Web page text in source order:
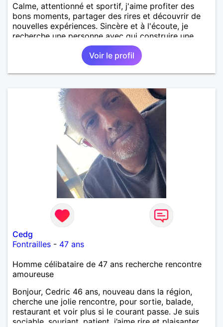
Calme, attentionné et sportif, j'aime profiter des
bons moments, partager des rires et découvrir de
nouvelles expériences. Sincère et à l'écoute, je
recherche une personne avec qui construire une
belle complicité et une relation authentique.
Voir le profil
Cedg
Fontrailles - 47 ans
Homme célibataire de 47 ans recherche rencontre
amoureuse
Bonjour, Cedric 46 ans, nouveau dans la région,
cherche une jolie rencontre, pour sortie, balade,
restaurant et voir plus si le courant passe. Je suis
sociable, souriant, patient, j’aime rire et plaisanter..